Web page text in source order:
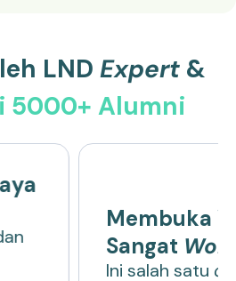
LND Expert&
5000+ Alumni
Dan
It
paling bikin